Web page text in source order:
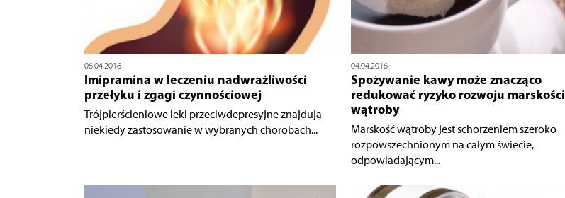
06.04.2016
Imipramina w leczeniu nadwrażliwości
przełyku i zgagi czynnościowej
Trójpierścieniowe leki przeciwdepresyjne znajdują
niekiedy zastosowanie w wybranych chorobach...
04.04.2016
Spożywanie kawy może znacząco
redukować ryzyko rozwoju marskości
wątroby
Marskość wątroby jest schorzeniem szeroko
rozpowszechnionym na całym świecie,
odpowiadającym...